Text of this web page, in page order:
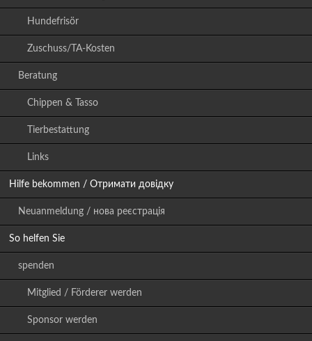
Hundefrisör
Zuschuss/TA-Kosten
Beratung
Chippen & Tasso
Tierbestattung
Links
Hilfe bekommen / Отримати довідку
Neuanmeldung / нова реєстрація
So helfen Sie
spenden
Mitglied / Förderer werden
Sponsor werden